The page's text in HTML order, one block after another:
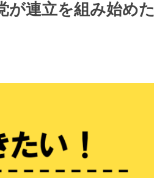
が連立を組み始めた